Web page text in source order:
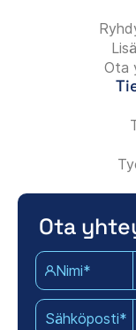
Ota
Ota
Nimi*
Sähköposti*